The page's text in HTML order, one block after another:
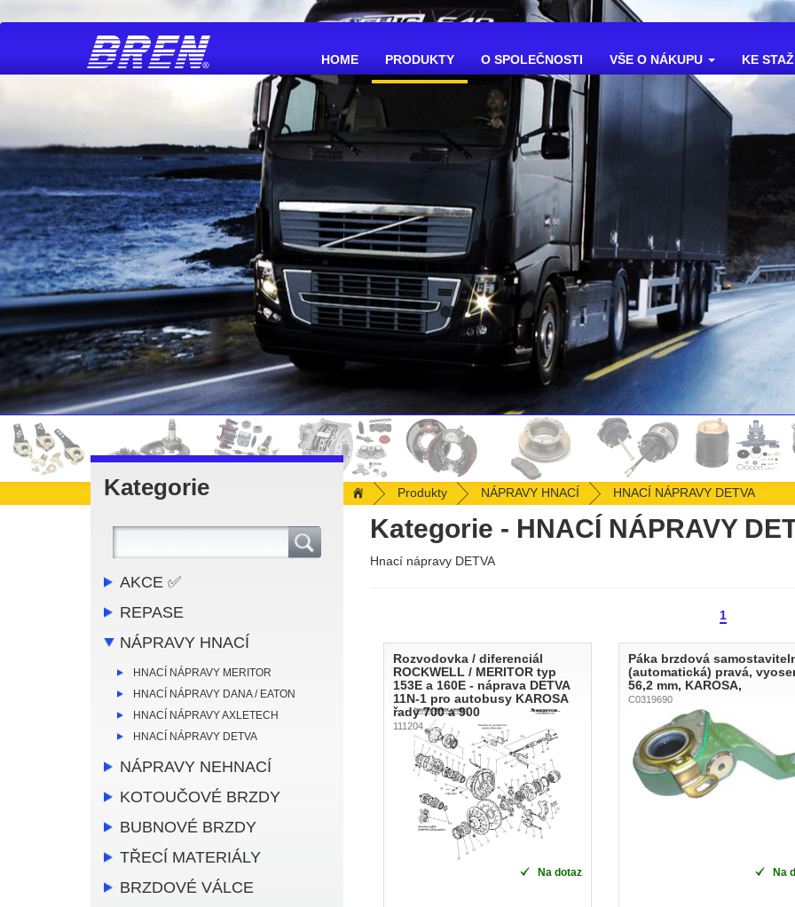
HOME(CURRENT)
PRODUKTY O SPOLEČNOSTI VŠE O NÁKUPU KE
Kategorie
AKCE ✅
REPASE
NÁPRAVY HNACÍ
HNACÍ NÁPRAVY MERITOR
HNACÍ NÁPRAVY DANA / EATON
HNACÍ NÁPRAVY AXLETECH
HNACÍ NÁPRAVY DETVA
NÁPRAVY NEHNACÍ
KOTOUČOVÉ BRZDY
BUBNOVÉ BRZDY
TŘECÍ MATERIÁLY
BRZDOVÉ VÁLCE
Produkty NÁPRAVY HNACÍ HNACÍ NÁPRAVY DETVA
Kategorie - HNACÍ NÁPRAVY
Hnací nápravy DETVA
1
Rozvodovka / diferenciál
ROCKWELL / MERITOR typ
153E a 160E - náprava DETVA
11N-1 pro autobusy KAROSA
řady 700 a 900
111204
Na dotaz
Páka brzdová
(automatická) pravá,
56,2 mm, KAROSA,
C0319690
Na